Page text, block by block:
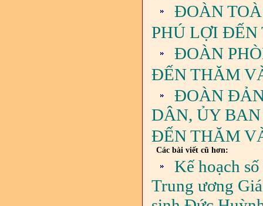
ĐOÀN
PHÚ LỢI
ĐOÀN
ĐẾN THĂM
ĐOÀN
DÂN, ỦY
ĐẾN THĂM
Các bài viết cũ hơn:
Kế hoạch
Trung ương